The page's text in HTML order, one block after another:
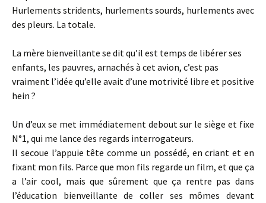
Hurlements stridents, hurlements sourds, hurlements avec
des pleurs. La totale.
La mère bienveillante se dit qu’il est temps de libérer ses
enfants, les pauvres, arnachés à cet avion, c’est pas
vraiment l’idée qu’elle avait d’une motrivité libre et positive
hein ?
Un d’eux se met immédiatement debout sur le siège et fixe
N°1, qui me lance des regards interrogateurs.
Il secoue l’appuie tête comme un possédé, en criant et en
fixant mon fils. Parce que mon fils regarde un film, et que ça
a l’air cool, mais que sûrement que ça rentre pas dans
l’éducation bienveillante de coller ses mômes devant